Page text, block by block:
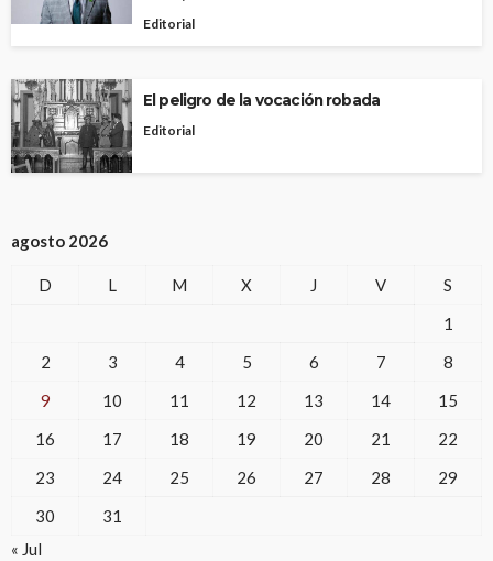
Editorial
El peligro de la vocación robada
Editorial
agosto 2026
D L M X J V
S
1
2
3 4 5 6 7
8
9
10 11 12 13 14
15
16
17 18 19 20 21
22
23
24 25 26 27 28
29
30
31
« Jul